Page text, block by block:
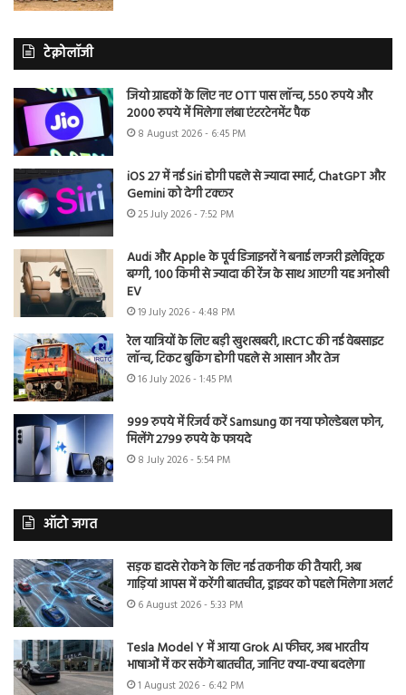
टेक्नोलॉजी
जियो ग्राहकों के लिए नए OTT पास लॉन्च, 550 रुपये और
2000 रुपये में मिलेगा लंबा एंटरटेनमेंट पैक
8 August 2026 - 6:45 PM
iOS 27 में नई Siri होगी पहले से ज्यादा स्मार्ट, ChatGPT और
Gemini को देगी टक्कर
25 July 2026 - 7:52 PM
Audi और Apple के पूर्व डिजाइनरों ने बनाई लग्जरी इलेक्ट्रिक
बग्गी, 100 किमी से ज्यादा की रेंज के साथ आएगी यह अनोखी
EV
19 July 2026 - 4:48 PM
रेल यात्रियों के लिए बड़ी खुशखबरी, IRCTC की नई वेबसाइट
लॉन्च, टिकट बुकिंग होगी पहले से आसान और तेज
16 July 2026 - 1:45 PM
999 रुपये में रिजर्व करें Samsung का नया फोल्डेबल फोन,
मिलेंगे 2799 रुपये के फायदे
8 July 2026 - 5:54 PM
ऑटो जगत
सड़क हादसे रोकने के लिए नई तकनीक की तैयारी, अब
गाड़ियां आपस में करेंगी बातचीत, ड्राइवर को पहले मिलेगा अलर्ट
6 August 2026 - 5:33 PM
Tesla Model Y में आया Grok AI फीचर, अब भारतीय
भाषाओं में कर सकेंगे बातचीत, जानिए क्या-क्या बदलेगा
1 August 2026 - 6:42 PM